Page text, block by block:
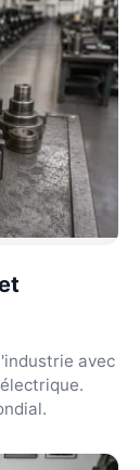
avec